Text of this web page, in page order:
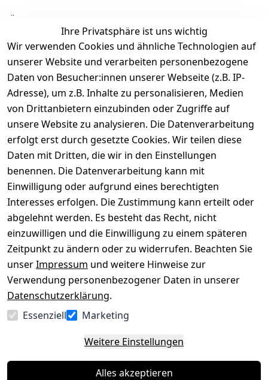
Ähnliche Produkte
Ihre Privatsphäre ist uns wichtig
Wir verwenden Cookies und ähnliche Technologien auf
unserer Website und verarbeiten personenbezogene
Daten von Besucher:innen unserer Webseite (z.B. IP-
Adresse), um z.B. Inhalte zu personalisieren, Medien
von Drittanbietern einzubinden oder Zugriffe auf
unsere Website zu analysieren. Die Datenverarbeitung
erfolgt erst durch gesetzte Cookies. Wir teilen diese
Daten mit Dritten, die wir in den Einstellungen
benennen. Die Datenverarbeitung kann mit
Einwilligung oder aufgrund eines berechtigten
Interesses erfolgen. Die Zustimmung kann erteilt oder
abgelehnt werden. Es besteht das Recht, nicht
einzuwilligen und die Einwilligung zu einem späteren
Zeitpunkt zu ändern oder zu widerrufen. Beachten Sie
unserImpressum und weitere Hinweise zur
Verwendung personenbezogener Daten in unserer
Datenschutzerklärung.
Essenziell
Marketing
Weitere Einstellungen
Alles akzeptieren
Rechtliches
AGB
Impressum
Datenschutze
rklärung
Barrierefreihe
itserklärung
Widerrufsrec
ht
Über uns
Kontakt
Registrieren
Kataloge zum
Download
Pflege &
Kundendienst
Kiefermöbel
Hilfe
Wir
versenden
mit
Zahle
bequem per
Vertrag
widerrufen